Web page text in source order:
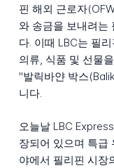
핀 해외 근로자
와 송금을 보내려는
다. 이때 LBC는 필
의류, 식품 및 선물
"발릭바얀 박스
니다.
오늘날 LBC
장되어 있으며 특급
야에서 필리핀 시장